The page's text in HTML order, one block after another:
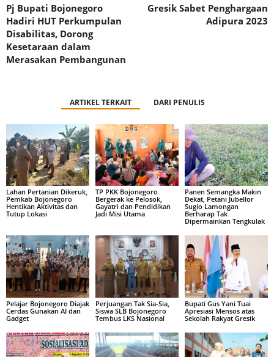
Pj Bupati Bojonegoro
Hadiri HUT Perkumpulan
Disabilitas, Dorong
Kesetaraan dalam
Merasakan Pembangunan
Gresik Sabet Penghargaan
Adipura 2023
ARTIKEL TERKAIT DARI PENULIS
Lahan Pertanian Dikeruk,
Pemkab Bojonegoro
Hentikan Aktivitas dan
Tutup Lokasi
TP PKK Bojonegoro
Bergerak ke Pelosok,
Gayatri dan Pendidikan
Jadi Misi Utama
Panen Semangka Makin
Dekat, Petani Jubellor
Sugio Lamongan
Berharap Tak
Dipermainkan Tengkulak
Pelajar Bojonegoro Diajak
Cerdas Gunakan AI dan
Gadget
Perjuangan Tak Sia-Sia,
Siswa SLB Bojonegoro
Tembus LKS Nasional
Bupati Gus Yani Tuai
Apresiasi Mensos atas
Sekolah Rakyat Gresik